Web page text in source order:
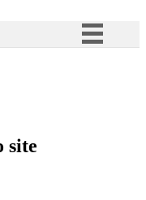
à informação
site